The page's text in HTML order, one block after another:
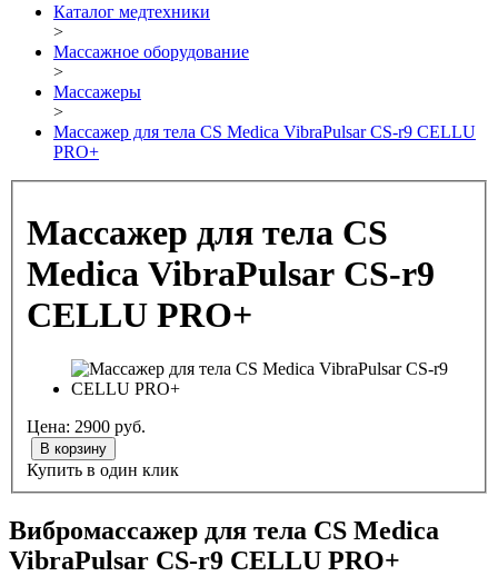
Каталог медтехники
>
Массажное оборудование
>
Массажеры
>
Массажер для тела CS Medica VibraPulsar CS-r9 CELLU
PRO+
Массажер для тела CS
Medica VibraPulsar CS-r9
CELLU PRO+
Цена: 2900 руб.
В корзину
Купить в один клик
Вибромассажер для тела CS Medica
VibraPulsar CS-r9 CELLU PRO+